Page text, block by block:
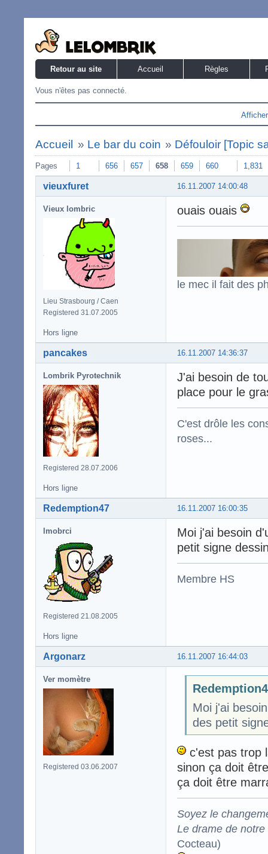
Retour au site Accueil Règles
Vous n'êtes pas connecté.
Accueil » Le bar du coin » Défouloir [Topic
Pages 1 656 657 658 659 660 1,831
16.11.2007 14:00:48
vieuxfuret
Vieux lombric
Lieu Strasbourg / Caen
Registered 31.07.2005
ouais ouais
le mec il fait des
Hors ligne
16.11.2007 14:36:37
pancakes
Lombrik Pyrotechnik
Registered 28.07.2006
J'ai besoin de
place pour le
C'est drôle les
roses...
Hors ligne
16.11.2007 16:00:35
Redemption47
lmobrci
Registered 21.08.2005
Moi j'ai besoin
petit signe
Membre HS
Hors ligne
16.11.2007 16:44:03
Argonarz
Ver momètre
Registered 03.06.2007
Moi j'ai
des petit
c'est pas trop
sinon ça doit
ça doit être
Soyez le
Le drame de
Cocteau)